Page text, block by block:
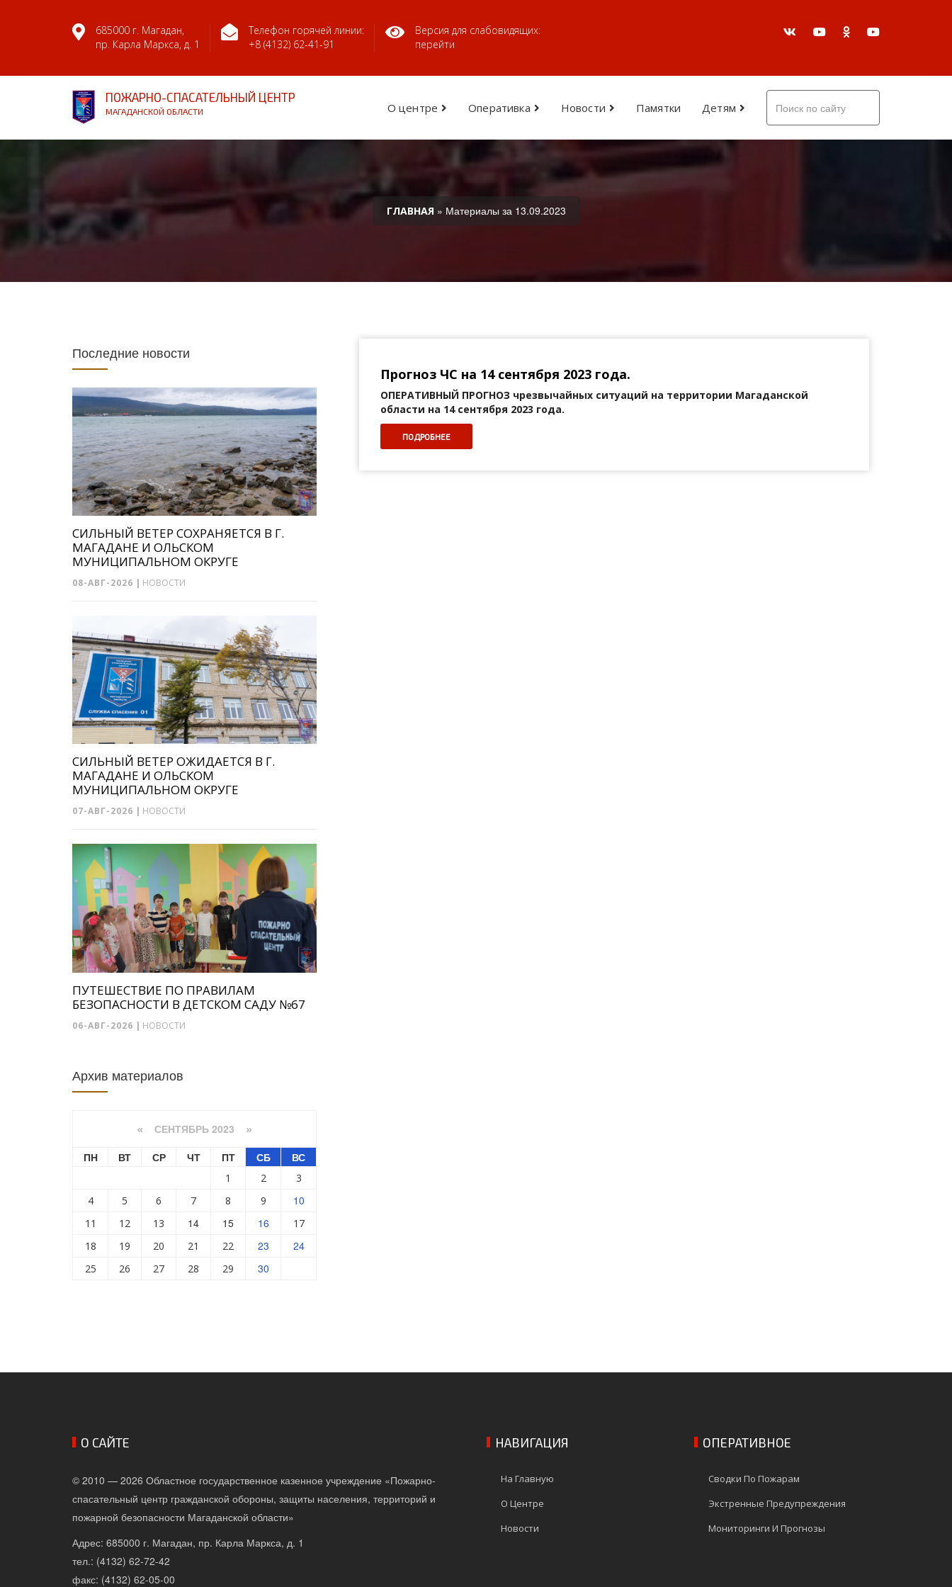
685000 г. Магадан,
пр. Карла Маркса, д. 1
Телефон горячей линии:
+8 (4132) 62-41-91
Версия для слабовидящих:
перейти
ПОЖАРНО-СПАСАТЕЛЬНЫЙ ЦЕНТР
МАГАДАНСКОЙ ОБЛАСТИ О центре Оперативка Новости Памятки Детям
ГЛАВНАЯ » Материалы за 13.09.2023
Прогноз ЧС на 14 сентября 2023 года.
ОПЕРАТИВНЫЙ ПРОГНОЗ чрезвычайных ситуаций на территории Магаданской
области на 14 сентября 2023 года.
ПОДРОБНЕЕ
Последние новости
СИЛЬНЫЙ ВЕТЕР СОХРАНЯЕТСЯ В Г.
МАГАДАНЕ И ОЛЬСКОМ
МУНИЦИПАЛЬНОМ ОКРУГЕ
08-АВГ-2026 | НОВОСТИ
СИЛЬНЫЙ ВЕТЕР ОЖИДАЕТСЯ В Г.
МАГАДАНЕ И ОЛЬСКОМ
МУНИЦИПАЛЬНОМ ОКРУГЕ
07-АВГ-2026 | НОВОСТИ
ПУТЕШЕСТВИЕ ПО ПРАВИЛАМ
БЕЗОПАСНОСТИ В ДЕТСКОМ САДУ №67
06-АВГ-2026 | НОВОСТИ
Архив материалов
« СЕНТЯБРЬ 2023 »
ПН ВТ СР ЧТ ПТ СБ ВС
1 2
3
4
5 6 7 8 9 10
11 12 13 14 15 16
17
18
19 20 21 22 23 24
25 26 27 28 29 30
О САЙТЕ
© 2010 — 2026 Областное государственное казенное учреждение «Пожарно-
спасательный центр гражданской обороны, защиты населения, территорий и
пожарной безопасности Магаданской области»
Адрес: 685000 г. Магадан, пр. Карла Маркса, д. 1
тел.: (4132) 62-72-42
факс: (4132) 62-05-00
НАВИГАЦИЯ
На Главную
О Центре
Новости
ОПЕРАТИВНОЕ
Сводки По Пожарам
Экстренные Предупреждения
Мониторинги И Прогнозы